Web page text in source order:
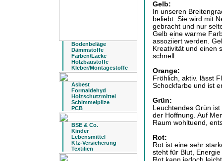
Bodenbeläge
Dämmstoffe
Farben/Lacke
Holzbaustoffe
Kleber/Montagestoffe
Asbest
Formaldehyd
Holzschutzmittel
Schimmelpilze
PCB
BSE & Co.
Kinder
Lebensmittel
Kfz-Versicherung
Textilien
Gelb:
In unseren
beliebt. Sie wird mit
gebracht und nur
Gelb eine warme
assoziiert werden.
Kreativität und einen
schnell.
Orange:
Fröhlich, aktiv. lässt
Schockfarbe und ist
Grün:
Leuchtendes Grün
der Hoffnung. Auf
Raum wohltuend,
Rot:
Rot ist eine sehr
steht für Blut,